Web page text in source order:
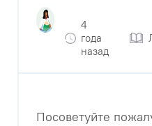
4
года
назад
Посоветуйте